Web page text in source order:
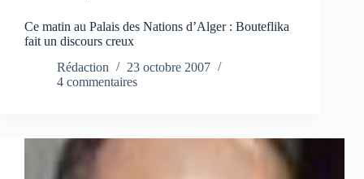
Ce matin au Palais des Nations d’Alger : Bouteflika
fait un discours creux
Rédaction
23 octobre 2007
4 commentaires